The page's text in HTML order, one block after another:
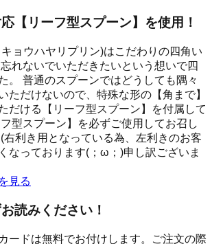
【リーフ型スプーン】を使用！
ョウハヤリプリン)はこだわりの四角い
れないでいただきたいという想いで四
。 普通のスプーンではどうしても隅々
ただけないので、特殊な形の【角まで】
だける【リーフ型スプーン】を付属して
型スプーン】を必ずご使用してお召し
(右利き用となっている為、左利きのお客
なっております(；ω；)申し訳ございま
見る
読みください！
ードは無料でお付けします。ご注文の際